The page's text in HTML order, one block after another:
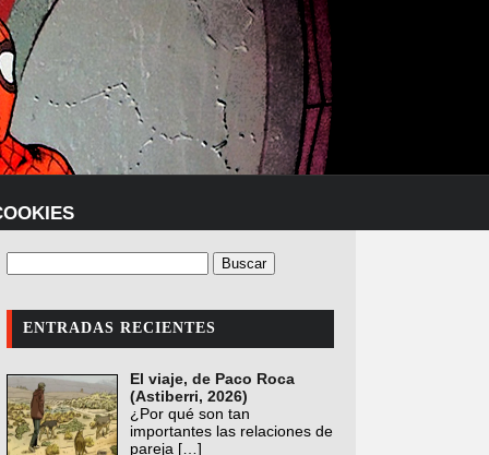
ENTRADAS RECIENTES
El viaje, de Paco Roca
(Astiberri, 2026)
¿Por qué son tan
importantes las relaciones de
pareja […]